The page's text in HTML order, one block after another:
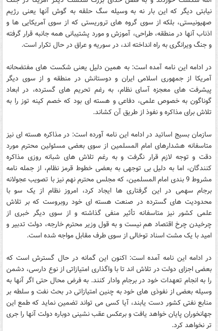
نیابتی دیگر که این بار نه به وسیله سگ حلقه به گوش آنها یعنی رژیم
صهیونیستی، بلکه از سوی گروه های تروریستی که از سوی آمریکایی ها و
اذناب آنها در منطقه، طراحی، آموزش و مورد پشتیبانی همه جانبه قرار گرفته
و جنگ ویرانگری به راه انداخته اند، در سوریه و عراق در حال تکرار است.
در ادامه این نامه آمده است: به همین دلیل یعنی شکست های مفتضحانه
آمریکا از جمهوری اسلامی ایران و دوستانش در منطقه و از سوی دیگر
پیشرفت های معجزه آسای نظام، به رغم تحریم های گسترده، در ابعاد
گوناگون به خصوص علمی، دفاعی و هسته ای بود که خصم کینه توز را به
تلاش برای مذاکره و نفوذ از طریق آن کشاند.
سازمان بسیج اساتید در ادامه این نامه آورده است: در مذاکره هسته ای نیز
متاسفانه هشدارهای امام المسلمین از سوی بعضی مسئولین محترم مورد
دقت و توجه لازم قرار نگرفت و به رغم تلاش های شبانه روزی مذاکره
کنندگان، اما به دلیل بی توجهی به بعضی خطوط قرمز نظام، از جمله نامه
مشروط 9 بندی امام المسلمین، که مجلس محترم نهم نیز با تصویب عجولانه
برجام سهمی در این گرفتاری ها ایجاد کرد، امروز نظام از یک سو با
محدودیت های گسترده در صنعت هسته ای خود روبروست که بر تلاش
علمی کشور نیز متاسفانه تأثیر منفی گذاشته و از سوی دیگر خبری از
چرخیدن چرخ اقتصاد هم نیست و به قول وزیر محترم خارجه، دولت تدبیر و
امید با یک مشت اسناد توخالی از سوی طرف مقابل مواجه شده است.
در ادامه این نامه آمده است: اکنون این گمانه در حال گسترش است که
بعضی اجزای دولت در تلاش اند تا با واگذاری امتیازاتی از نوع دارسی، دشمن
را به انجام تعهدات خود در برجام وادار کنند. به فرض محال حتی اگر آنها به
وسیله بعضی از نفوذی های خود به چنین امتیازاتی در بحث نفت و سلطه بر
منابع نفتی کشور دست یابند، آیا کسی می تواند تضمین نماید که طمع این
جهانخوران پایان خواهد یافت و برعکس عقب نشینی دوباره دولت آنها را جری
تر نخواهد کرد.